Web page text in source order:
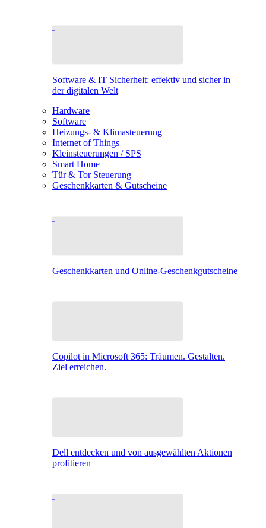
Software & IT Sicherheit: effektiv und sicher in
der digitalen Welt
Hardware
Software
Heizungs- & Klimasteuerung
Internet of Things
Kleinsteuerungen / SPS
Smart Home
Tür & Tor Steuerung
Geschenkkarten & Gutscheine
Geschenkkarten und Online-Geschenkgutscheine
Copilot in Microsoft 365: Träumen. Gestalten.
Ziel erreichen.
Dell entdecken und von ausgewählten Aktionen
profitieren